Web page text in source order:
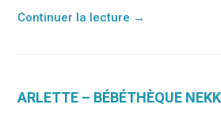
Continuer la lecture →
ARLETTE – BÉBÉTHÈQUE